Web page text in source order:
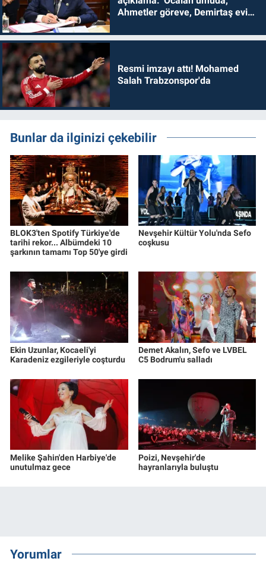
Ahmetler göreve, Demirtaş evine
Resmi imzayı attı! Mohamed
Salah Trabzonspor'da
Bunlar da ilginizi çekebilir
BLOK3'ten Spotify Türkiye'de
tarihi rekor... Albümdeki 10
şarkının tamamı Top 50'ye girdi
Nevşehir Kültür Yolu'nda Sefo
coşkusu
Ekin Uzunlar, Kocaeli'yi
Karadeniz ezgileriyle coşturdu
Demet Akalın, Sefo ve LVBEL
C5 Bodrum'u salladı
Melike Şahin'den Harbiye'de
unutulmaz gece
Poizi, Nevşehir'de
hayranlarıyla buluştu
Yorumlar